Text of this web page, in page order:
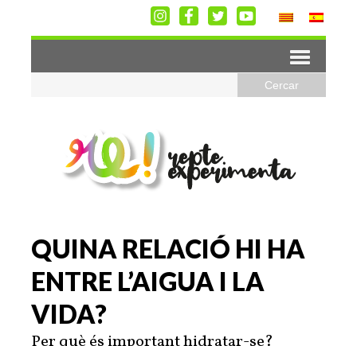
QUINA RELACIÓ HI HA
ENTRE L’AIGUA I LA
VIDA?